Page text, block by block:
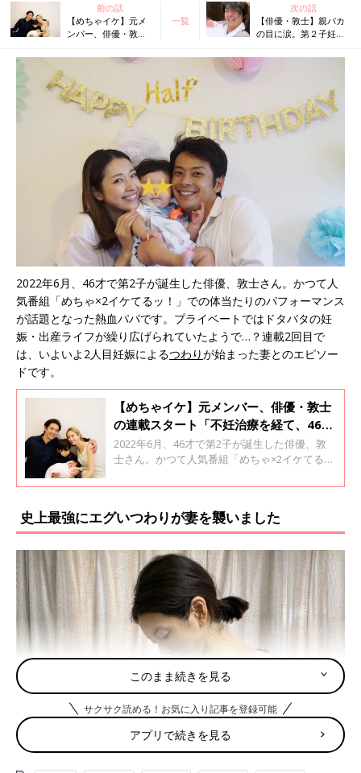
前の話
【めちゃイケ】元メ
ンバー、俳優・敦士
妊治療を経て、46才
た」
一覧
次の話
【俳優・敦士】親バカ
の目に涙。第２子妊娠
様子に変化が！
2022年6月、46才で第2子が誕生した俳優、敦士さん。かつて人
気番組「めちゃ×2イケてるッ！」での体当たりのパフォーマンス
が話題となった熱血パパです。プライベートではドタバタの妊
娠・出産ライフが繰り広げられていたようで…？連載2回目で
は、いよいよ2人目妊娠によるつわりが始まった妻とのエピソー
ドです。
【めちゃイケ】元メンバー、俳優・敦士
の連載スタート「不妊治療を経て、46才
で2児の父になりました」
2022年6月、46才で第2子が誕生した俳優、敦
士さん。かつて人気番組「めちゃ×2イケてる
なった熱血パパです。プライベートではドタバ
うで…？ この連載では妻でモデルの結花子さ
んの妊娠・出産と、2人目育児のアレコレを夫
目線、パパ目線で語ってもらいます。
史上最強にエグいつわりが妻を襲いました
このまま続きを見る
サクサク読める！お気に入り記事を登録可能
アプリで続きを見る